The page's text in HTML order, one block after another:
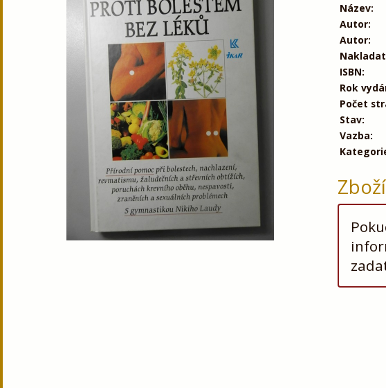
Název:
Autor:
Autor:
ISBN:
Rok
Počet
Stav:
Vazba: